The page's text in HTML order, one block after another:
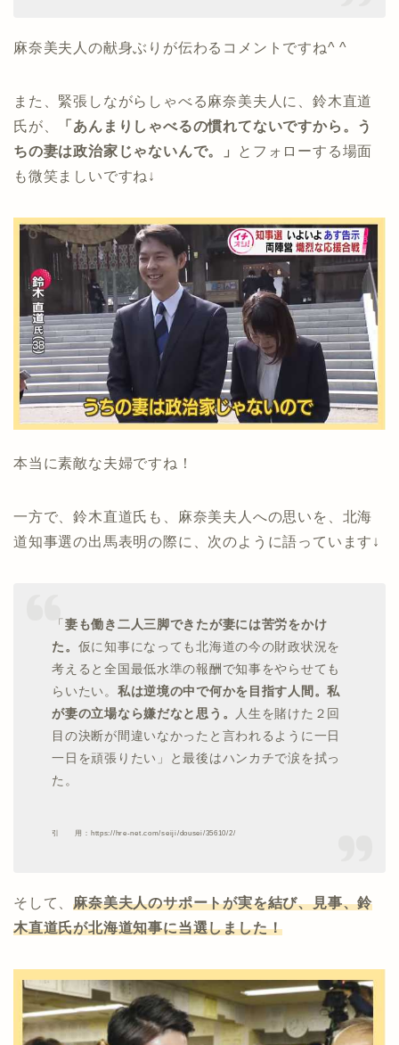
麻奈美夫人の献身ぶりが伝わるコメントですね^ ^
また、緊張しながらしゃべる麻奈美夫人に、鈴木直道
氏が、
「あんまりしゃべるの慣れてないですから。う
ちの妻は政治家じゃないんで。」
とフォローする場面
も微笑ましいですね↓
本当に素敵な夫婦ですね！
一方で、鈴木直道氏も、麻奈美夫人への思いを、北海
道知事選の出馬表明の際に、次のように語っています↓
「 妻も働き二人三脚できたが妻には苦労をかけ
た。 仮に知事になっても北海道の今の財政状況を
考えると全国最低水準の報酬で知事をやらせても
らいたい。 私は逆境の中で何かを目指す人間。私
が妻の立場なら嫌だなと思う。
人生を賭けた２回
目の決断が間違いなかったと言われるように一日
一日を頑張りたい」と最後はハンカチで涙を拭っ
た。
引 用：https://hre-net.com/seiji/dousei/35610/2/
そして、麻奈美夫人のサポートが実を結び、見事、鈴
木直道氏が北海道知事に当選しました！